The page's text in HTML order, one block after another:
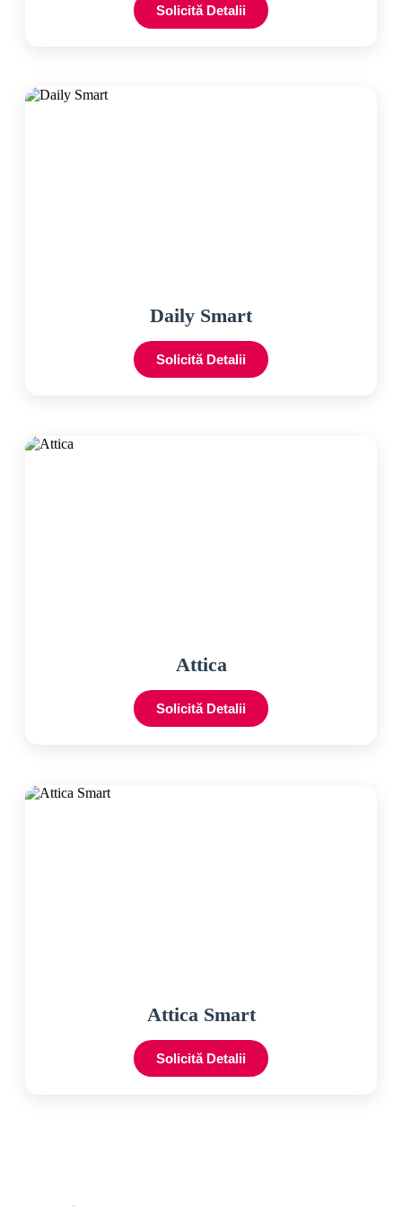
Solicită Detalii
Daily Smart
Solicită Detalii
Attica
Solicită Detalii
Attica Smart
Solicită Detalii